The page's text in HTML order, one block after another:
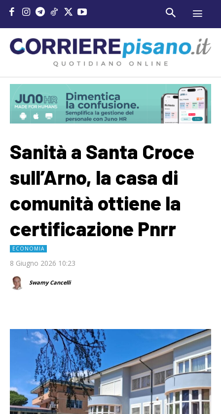
Sanità a Santa Croce
sull’Arno, la casa di
comunità ottiene la
certificazione Pnrr
ECONOMIA
8 Giugno 2026 10:23
Swamy Cancelli